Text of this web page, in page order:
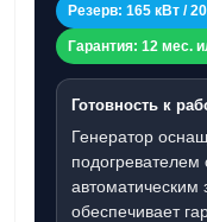
Резерв: 165 кВт /
Гарантия: 12 мес.
Готовность к
Генератор
обеспечивает